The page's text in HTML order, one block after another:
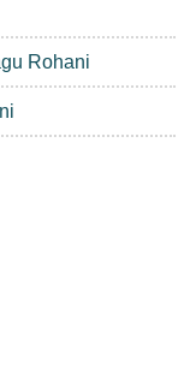
Rohani